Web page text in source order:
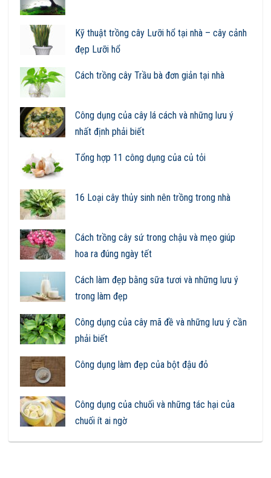
Kỹ thuật trồng cây Lưỡi hổ tại nhà – cây cảnh
đẹp Lưỡi hổ
Cách trồng cây Trầu bà đơn giản tại nhà
Công dụng của cây lá cách và những lưu ý
nhất định phải biết
Tổng hợp 11 công dụng của củ tỏi
16 Loại cây thủy sinh nên trồng trong nhà
Cách trồng cây sứ trong chậu và mẹo giúp
hoa ra đúng ngày tết
Cách làm đẹp bằng sữa tươi và những lưu ý
trong làm đẹp
Công dụng của cây mã đề và những lưu ý cần
phải biết
Công dụng làm đẹp của bột đậu đỏ
Công dụng của chuối và những tác hại của
chuối ít ai ngờ